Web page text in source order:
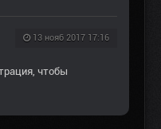
13 нояб 2017 17:16
, чтобы